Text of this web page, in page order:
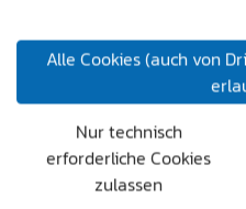
Alle Cookies (auch von
Nur technisch
erforderliche Cookies
zulassen